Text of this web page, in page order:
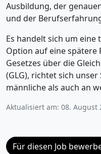
Ausbildung, der
und der
Es handelt sich um
Option auf eine spätere
Gesetzes über die
(GLG), richtet sich
männliche als auch an
Aktualisiert am: 08. August
Für diesen Job